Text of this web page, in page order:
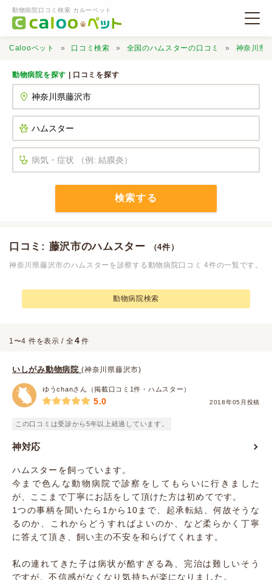
動物病院口コミ検索 カルーペット
口コミ検索
Calooペット 口コミ検索 全国のハムスターの口コミ 神奈川県
動物病院を探す | 口コミを探す
検索する
口コミ: 藤沢市のハムスター （4件）
神奈川県藤沢市のハムスターを診察する動物病院口コミ 4件の一覧です。
動物病院検索
1〜4 件を表示 / 全4 件
いしがみ動物病院(神奈川県藤沢市)
ゆうchanさん（掲載口コミ1件・ハムスター）
2018年05月投稿
5.0
この口コミは受診から5年以上経過しています。
神対応
ハムスターを飼っています。
今まで色んな動物病院で診察をしてもらいに行きました
が、ここまで丁寧にお話をして頂けた方は初めてです。
1つの事柄を聞いたら1から10まで、起承転結、何故そうな
るのか、これからどうすればよいのか、など柔らかく丁寧
に答えて頂き、飼い主の不安を和らげてくれます。
私の連れてきた子は病状が酷すぎる為、完治は難しいそう
ですが、不信感がなくなり気持ちが楽になりました。